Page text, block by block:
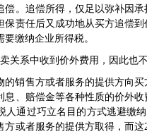
偿。追偿所得，仅足以弥补因
保责任后又成功地从买方追偿
缴纳企业所得税。
关系中收到价外费用，因此也
的销售方或者服务的提供方向
息、赔偿金等各种性质的价外
人通过巧立名目的方式逃避缴
方或者服务的提供方取得，而